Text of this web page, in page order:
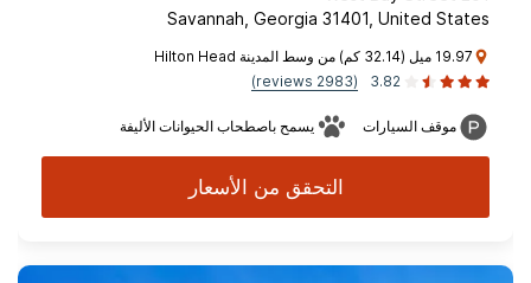
Savannah, Georgia 31401, United States
19.97 ميل (32.14 كم) من وسط المدينة Hilton Head
3.82
(2983 reviews)
موقف السيارات يسمح باصطحاب الحيوانات الأليفة
التحقق من الأسعار